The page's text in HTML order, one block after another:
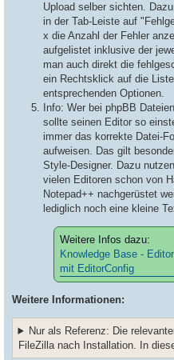
Upload selber sichten.
in der Tab-Leiste auf
x die Anzahl der Fehler
aufgelistet inklusive der
man auch direkt die
ein Rechtsklick auf die
entsprechenden Optionen.
Info: Wer bei phpBB
sollte seinen Editor so
immer das korrekte Datei-
aufweisen. Das gilt
Style-Designer. Dazu
vielen Editoren schon von
Notepad++ nachgerüstet
lediglich noch eine kleine
Weitere Infos dazu:
Knowledge Base -
mit EditorConfig
Weitere Informationen:
Nur als Referenz: Die
FileZilla nach Installation. In